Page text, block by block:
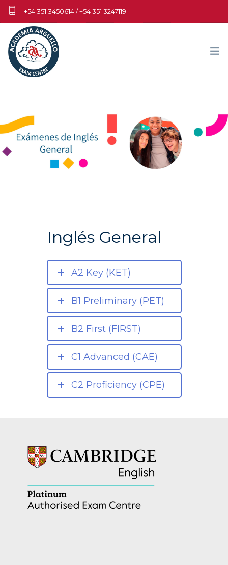
+54 351 3450614 / +54 351 3247119
info.cambridgecba@aa.edu.ar
MATERIALES DE PRÁCTICA
DOCENTES Y CENTROS DE PREPARACIÓN
FECHAS-ARANCELES-PAGOS
CONTACTOInglés General
A2 Key (KET)
B1 Preliminary (PET)
B2 First (FIRST)
C1 Advanced (CAE)
C2 Proficiency (CPE)